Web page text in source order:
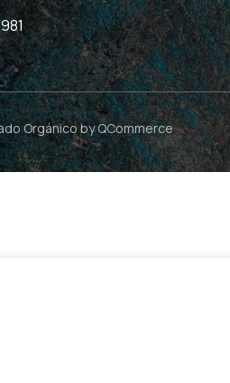
Orgánicoby QCommerce